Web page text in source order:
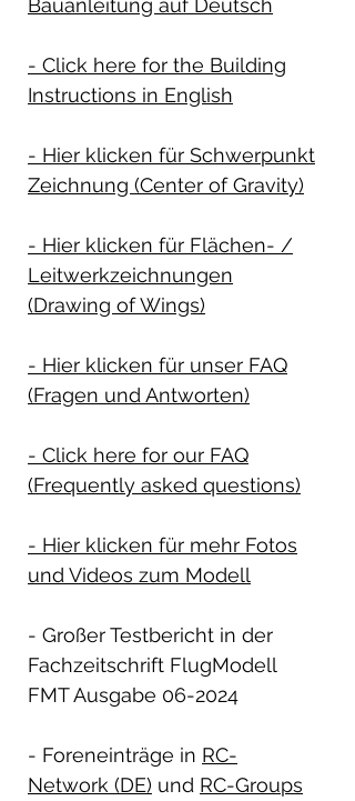
- Click here for the Building
Instructions in English
- Hier klicken für Schwerpunkt
Zeichnung (Center of Gravity)
- Hier klicken für Flächen- /
Leitwerkzeichnungen
(Drawing of Wings)
- Hier klicken für unser FAQ
(Fragen und Antworten)
- Click here for our FAQ
(Frequently asked questions)
- Hier klicken für mehr Fotos
und Videos zum Modell
- Großer Testbericht in der
Fachzeitschrift FlugModell
FMT Ausgabe 06-2024
- Foreneinträge in RC-
Network (DE) und RC-Groups